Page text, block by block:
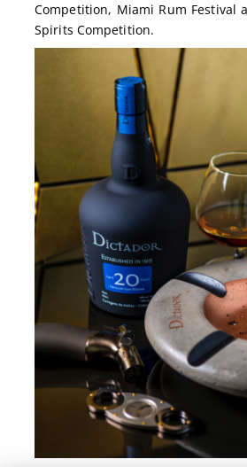
Competition, Miami Rum Festival
Spirits Competition.